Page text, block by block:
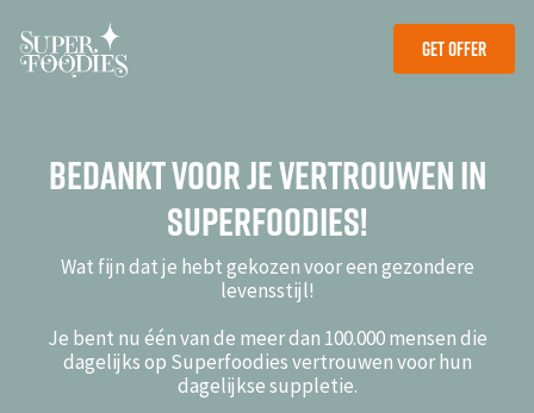
Get Offer
Get Offer
Bedankt voor je vertrouwen in
Superfoodies!
Wat fijn dat je hebt gekozen voor een gezondere
levensstijl!
Je bent nu één van de meer dan 100.000 mensen die
dagelijks op Superfoodies vertrouwen voor hun
dagelijkse suppletie.